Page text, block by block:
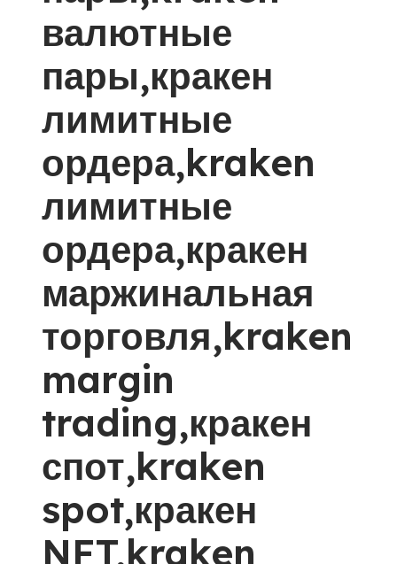
валютные
пары,кракен
лимитные
ордера,kraken
лимитные
ордера,кракен
маржинальная
торговля,kraken
margin
trading,кракен
спот,kraken
spot,кракен
NFT,kraken